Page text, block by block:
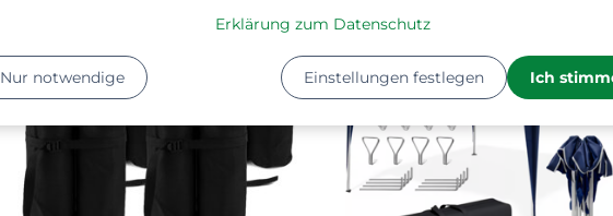
Erklärung zum Datenschutz
Einstellungen festlegen Ich
Nur notwendige